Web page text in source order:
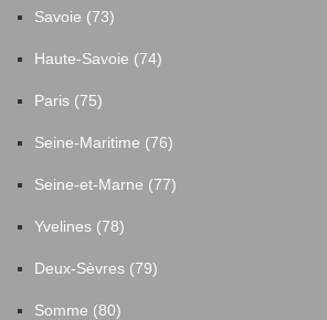
Savoie (73)
Haute-Savoie (74)
Paris (75)
Seine-Maritime (76)
Seine-et-Marne (77)
Yvelines (78)
Deux-Sèvres (79)
Somme (80)